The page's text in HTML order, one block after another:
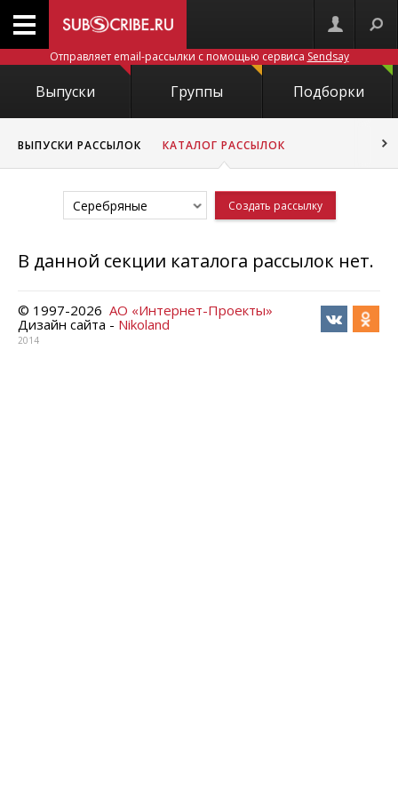
Отправляет email-рассылки с помощью сервиса Sendsay
Выпуски Группы Подборки
ВЫПУСКИ РАССЫЛОК КАТАЛОГ РАССЫЛОК
Серебряные Создать рассылку
В данной секции каталога рассылок нет.
© 1997-2026 АО «Интернет-Проекты»
Дизайн сайта - Nikoland
2014